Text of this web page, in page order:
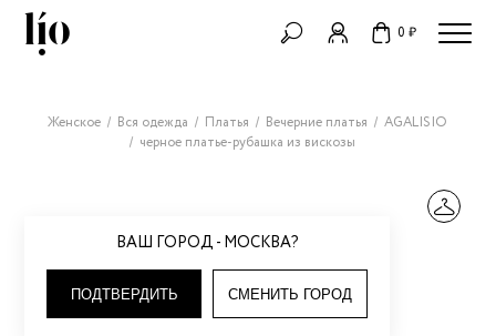
0 ₽
ВАШ ГОРОД - МОСКВА?
ПОДТВЕРДИТЬ СМЕНИТЬ ГОРОД
Женское Вся одежда Платья Вечерние платья
AGALISIO
черное платье-рубашка из вискозы